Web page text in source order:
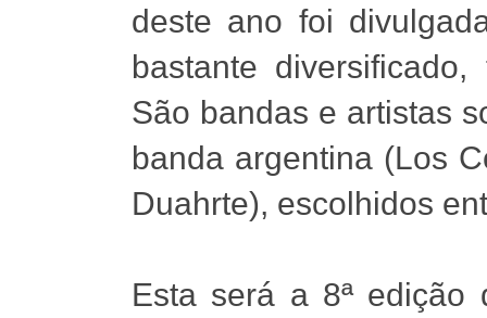
deste ano foi
bastante
São bandas e artistas
banda argentina (Los
Duahrte), escolhidos
Esta será a 8ª edição